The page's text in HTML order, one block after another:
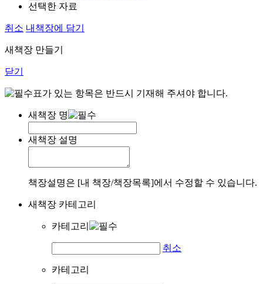
선택한 자료
취소 내책장에 담기
새책장 만들기
닫기
표가 있는 항목은 반드시 기재해 주셔야 합니다.
새책장 명
새책장 설명
책장설명은 [내 책장/책장목록]에서 수정할 수 있습니다.
새책장 카테고리
카테고리
취소
카테고리